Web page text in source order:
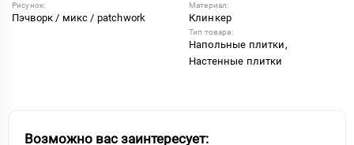
Рисунок:
Пэчворк / микс / patchwork
Материал:
Клинкер
Тип товара:
Напольные плитки,
Настенные плитки
Возможно вас заинтересует: